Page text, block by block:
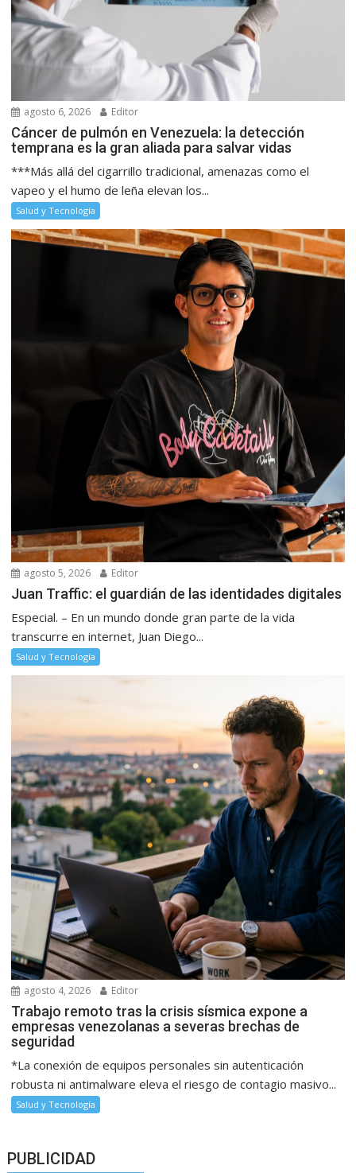
agosto 6, 2026 Editor
Cáncer de pulmón en Venezuela: la detección
temprana es la gran aliada para salvar vidas
***Más allá del cigarrillo tradicional, amenazas como el
vapeo y el humo de leña elevan los...
Salud y Tecnología
agosto 5, 2026 Editor
Juan Traffic: el guardián de las identidades digitales
Especial. – En un mundo donde gran parte de la vida
transcurre en internet, Juan Diego...
Salud y Tecnología
agosto 4, 2026 Editor
Trabajo remoto tras la crisis sísmica expone a
empresas venezolanas a severas brechas de
seguridad
*La conexión de equipos personales sin autenticación
robusta ni antimalware eleva el riesgo de contagio masivo...
Salud y Tecnología
PUBLICIDAD